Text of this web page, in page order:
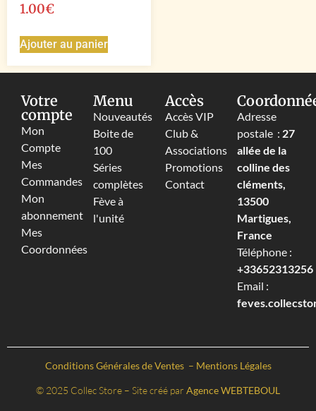
1.00€
Ajouter au panier
Votre
compte
Mon
Compte
Mes
Commandes
Mon
abonnement
Mes
Coordonnées
Menu
Nouveautés
Boite de
100
Séries
complètes
Fève à
l'unité
Accès
Accès VIP
Club &
Associations
Promotions
Contact
Adresse
postale : 27
allée de la
colline des
cléments,
13500
Martigues,
France
Téléphone :
+33652313256‬
Email :
Conditions Générales de Ventes – Mentions Légales
© 2025 Collec Store – Site créé par Agence WEBTEBOUL